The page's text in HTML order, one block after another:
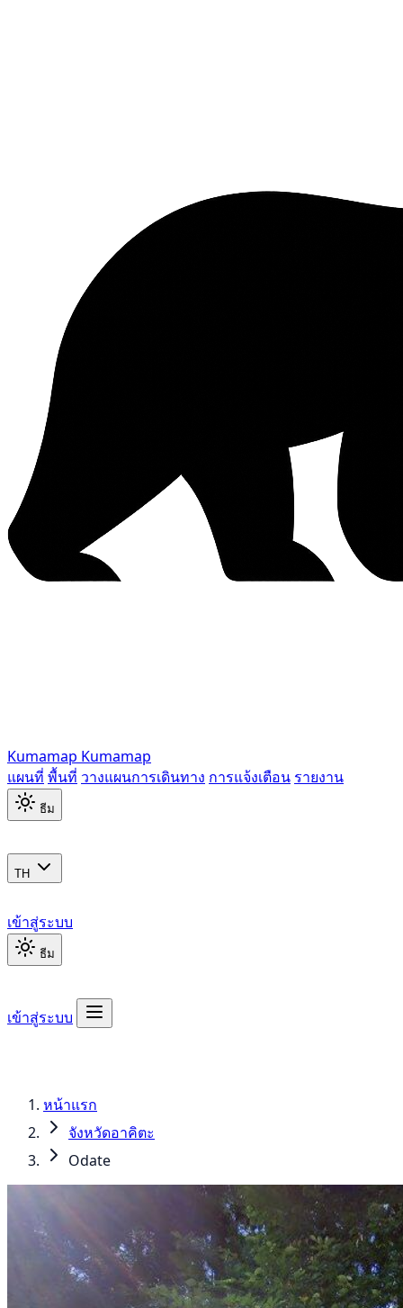
Kumamap Kumamap
แผนที่ พื้นที่ วางแผนการเดินทาง การแจ้งเตือน รายงาน
ธีม
TH
เข้าสู่ระบบ
ธีม
เข้าสู่ระบบ
หน้าแรก
จังหวัดอาคิตะ
Odate